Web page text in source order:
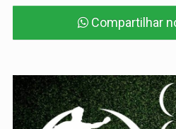
Compartilhar